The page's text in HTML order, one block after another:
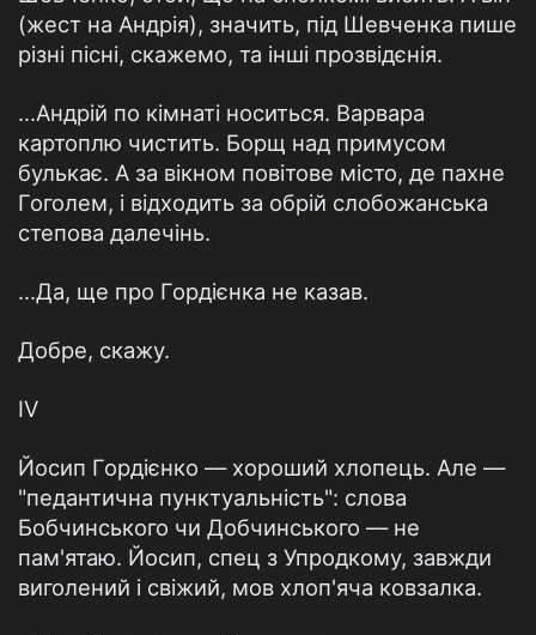
(жест на Андрія), значить, під Шевченка пише
різні пісні, скажемо, та інші прозвідєнія.
...Андрій по кімнаті носиться. Варвара
картоплю чистить. Борщ над примусом
булькає. А за вікном повітове місто, де пахне
Гоголем, і відходить за обрій слобожанська
степова далечінь.
...Да, ще про Гордієнка не казав.
Добре, скажу.
IV
Йосип Гордієнко — хороший хлопець. Але —
"педантична пунктуальність": слова
Бобчинського чи Добчинського — не
пам'ятаю. Йосип, спец з Упродкому, завжди
виголений і свіжий, мов хлоп'яча ковзалка.